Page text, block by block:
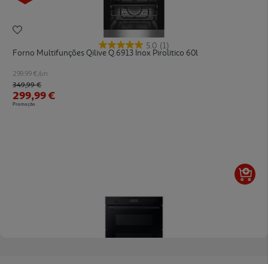
5.0 (1)
Forno Multifunções Qilive Q.6913 Inox Pirolitico 60l
299.99 €/un
Price reduced from
349,99 €to
299,99 €
Promoção